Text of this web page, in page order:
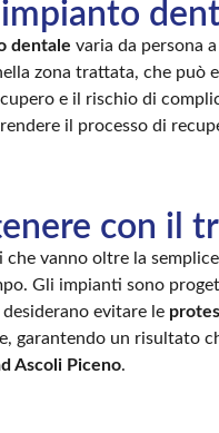
dentale varia da persona
zona trattata, che può
e il rischio di
il processo di
con il
vanno oltre la semplice
Gli impianti sono
evitare le
garantendo un risultato
Ascoli Piceno.